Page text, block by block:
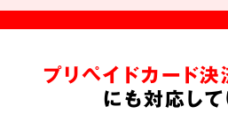
プリペイドカード決
にも対応し